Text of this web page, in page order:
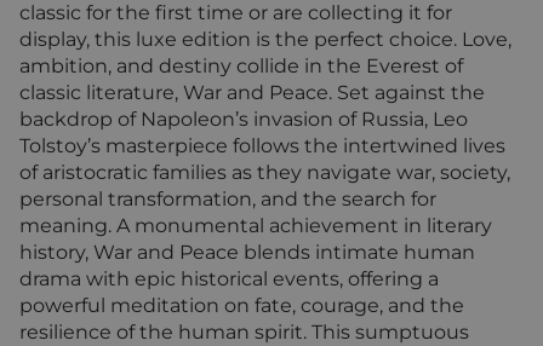
classic for the first time or are collecting it for
display, this luxe edition is the perfect choice. Love,
ambition, and destiny collide in the Everest of
classic literature, War and Peace. Set against the
backdrop of Napoleon’s invasion of Russia, Leo
Tolstoy’s masterpiece follows the intertwined lives
of aristocratic families as they navigate war, society,
personal transformation, and the search for
meaning. A monumental achievement in literary
history, War and Peace blends intimate human
drama with epic historical events, offering a
powerful meditation on fate, courage, and the
resilience of the human spirit. This sumptuous